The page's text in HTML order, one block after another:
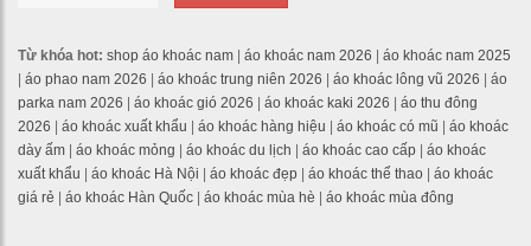
Từ khóa hot: shop áo khoác nam áo khoác nam 2026
áo khoác nam 2025
áo phao nam 2026 áo khoác trung niên 2026 áo khoác lông vũ 2026
áo
parka nam 2026
áo khoác gió 2026 áo khoác kaki 2026
áo thu đông
2026
áo khoác xuất khẩu áo khoác hàng hiệu áo khoác có mũ
áo khoác
dày ấm
áo khoác mỏng áo khoác du lịch áo khoác cao cấp
áo khoác
xuất khẩu
áo khoác Hà Nội áo khoác đẹp áo khoác thể thao
áo khoác
giá rẻ
áo khoác Hàn Quốc áo khoác mùa hè áo khoác mùa đông